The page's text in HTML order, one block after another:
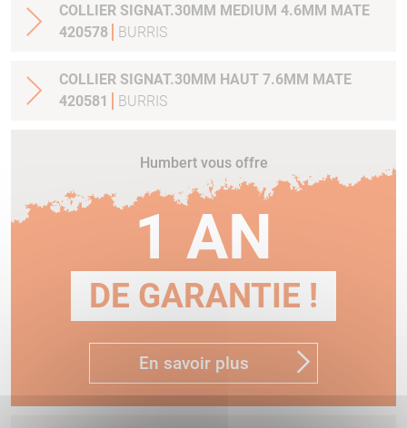
COLLIER SIGNAT.30MM MEDIUM 4.6MM MATE
420578
BURRIS
COLLIER SIGNAT.30MM HAUT 7.6MM MATE
420581
BURRIS
Humbert vous offre
1 AN
DE GARANTIE !
En savoir plus